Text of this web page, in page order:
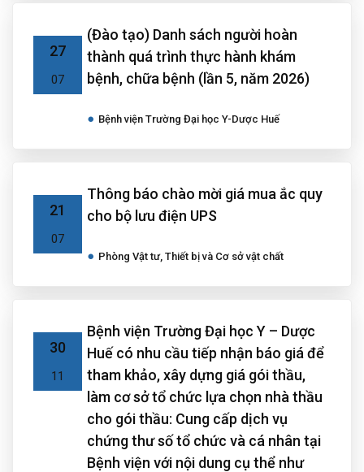
27
07
(Đào tạo) Danh sách người hoàn
thành quá trình thực hành khám
bệnh, chữa bệnh (lần 5, năm 2026)
Bệnh viện Trường Đại học Y-Dược Huế
21
07
Thông báo chào mời giá mua ắc quy
cho bộ lưu điện UPS
Phòng Vật tư, Thiết bị và Cơ sở vật chất
30
11
Bệnh viện Trường Đại học Y – Dược
Huế có nhu cầu tiếp nhận báo giá để
tham khảo, xây dựng giá gói thầu,
làm cơ sở tổ chức lựa chọn nhà thầu
cho gói thầu: Cung cấp dịch vụ
chứng thư số tổ chức và cá nhân tại
Bệnh viện với nội dung cụ thể như